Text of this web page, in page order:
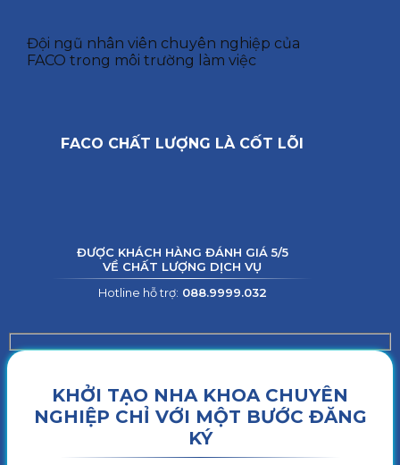
Đội ngũ nhân viên chuyên nghiệp của
FACO trong môi trường làm việc
FACO CHẤT LƯỢNG LÀ CỐT LÕI
ĐƯỢC KHÁCH HÀNG ĐÁNH GIÁ 5/5
VỀ CHẤT LƯỢNG DỊCH VỤ
Hotline hỗ trợ: 088.9999.032
KHỞI TẠO NHA KHOA CHUYÊN
NGHIỆP CHỈ VỚI MỘT BƯỚC ĐĂNG
KÝ